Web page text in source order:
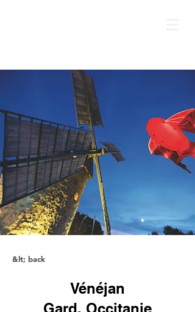
&lt; back
Vénéjan
Gard, Occitanie